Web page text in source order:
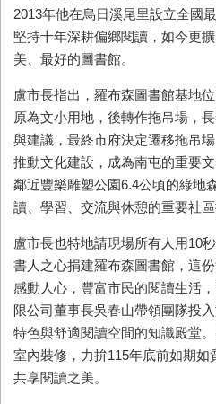
2013年他在烏日溪尾里設立全國
堅持十年深耕偏鄉閱讀，如今更
美、最好的圖書館。
盧市長指出，羅布森圖書館基地
原為文小用地，後轉作拖吊場，
與建議，最終市府決定遷移拖吊
推動文化建設，成為南屯的重要
鄰近豐樂雕塑公園6.4公頃的綠地
讀、學習、交流與休憩的重要社區
盧市長也特地請現場所有人用10
書人之心捐建羅布森圖書館，這
感動人心，豐富市民的閱讀生活
限公司董事長吳春山帶領團隊投
特色與舒適閱讀空間的知識殿堂
室內裝修，力拚115年底前如期
共享閱讀之美。